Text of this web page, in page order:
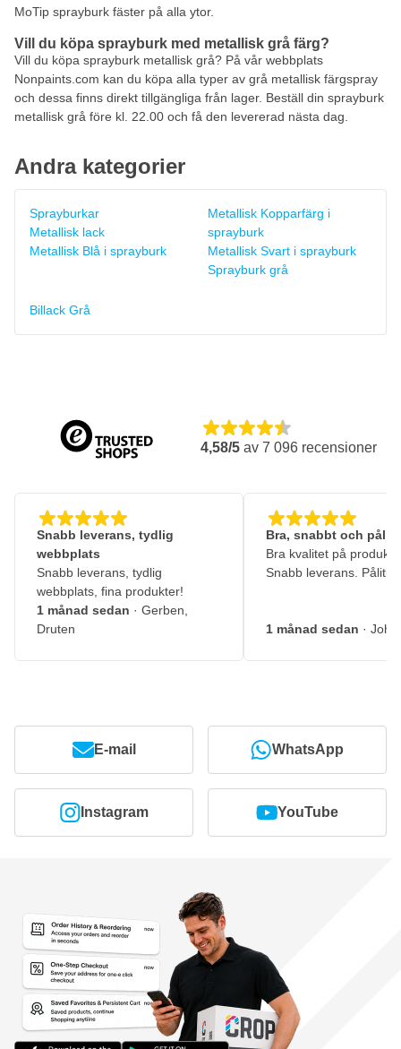
MoTip sprayburk fäster på alla ytor.
Vill du köpa sprayburk med metallisk grå färg?
Vill du köpa sprayburk metallisk grå? På vår webbplats
Nonpaints.com kan du köpa alla typer av grå metallisk färgspray
och dessa finns direkt tillgängliga från lager. Beställ din sprayburk
metallisk grå före kl. 22.00 och få den levererad nästa dag.
Andra kategorier
Sprayburkar
Metallisk lack
Metallisk Blå i sprayburk
Metallisk Kopparfärg i
sprayburk
Metallisk Svart i sprayburk
Sprayburk grå
Billack Grå
4,58/5 av 7 096 recensioner
Snabb leverans, tydlig
webbplats
Snabb leverans, tydlig
webbplats, fina produkter!
1 månad sedan · Gerben,
Druten
Bra, snabbt och
Bra kvalitet på
Snabb leverans.
1 månad sedan ·
E-mail WhatsApp
Instagram YouTube